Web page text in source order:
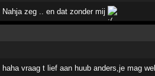
Nahja zeg .. en dat zonder mij
haha vraag t lief aan huub anders,je mag